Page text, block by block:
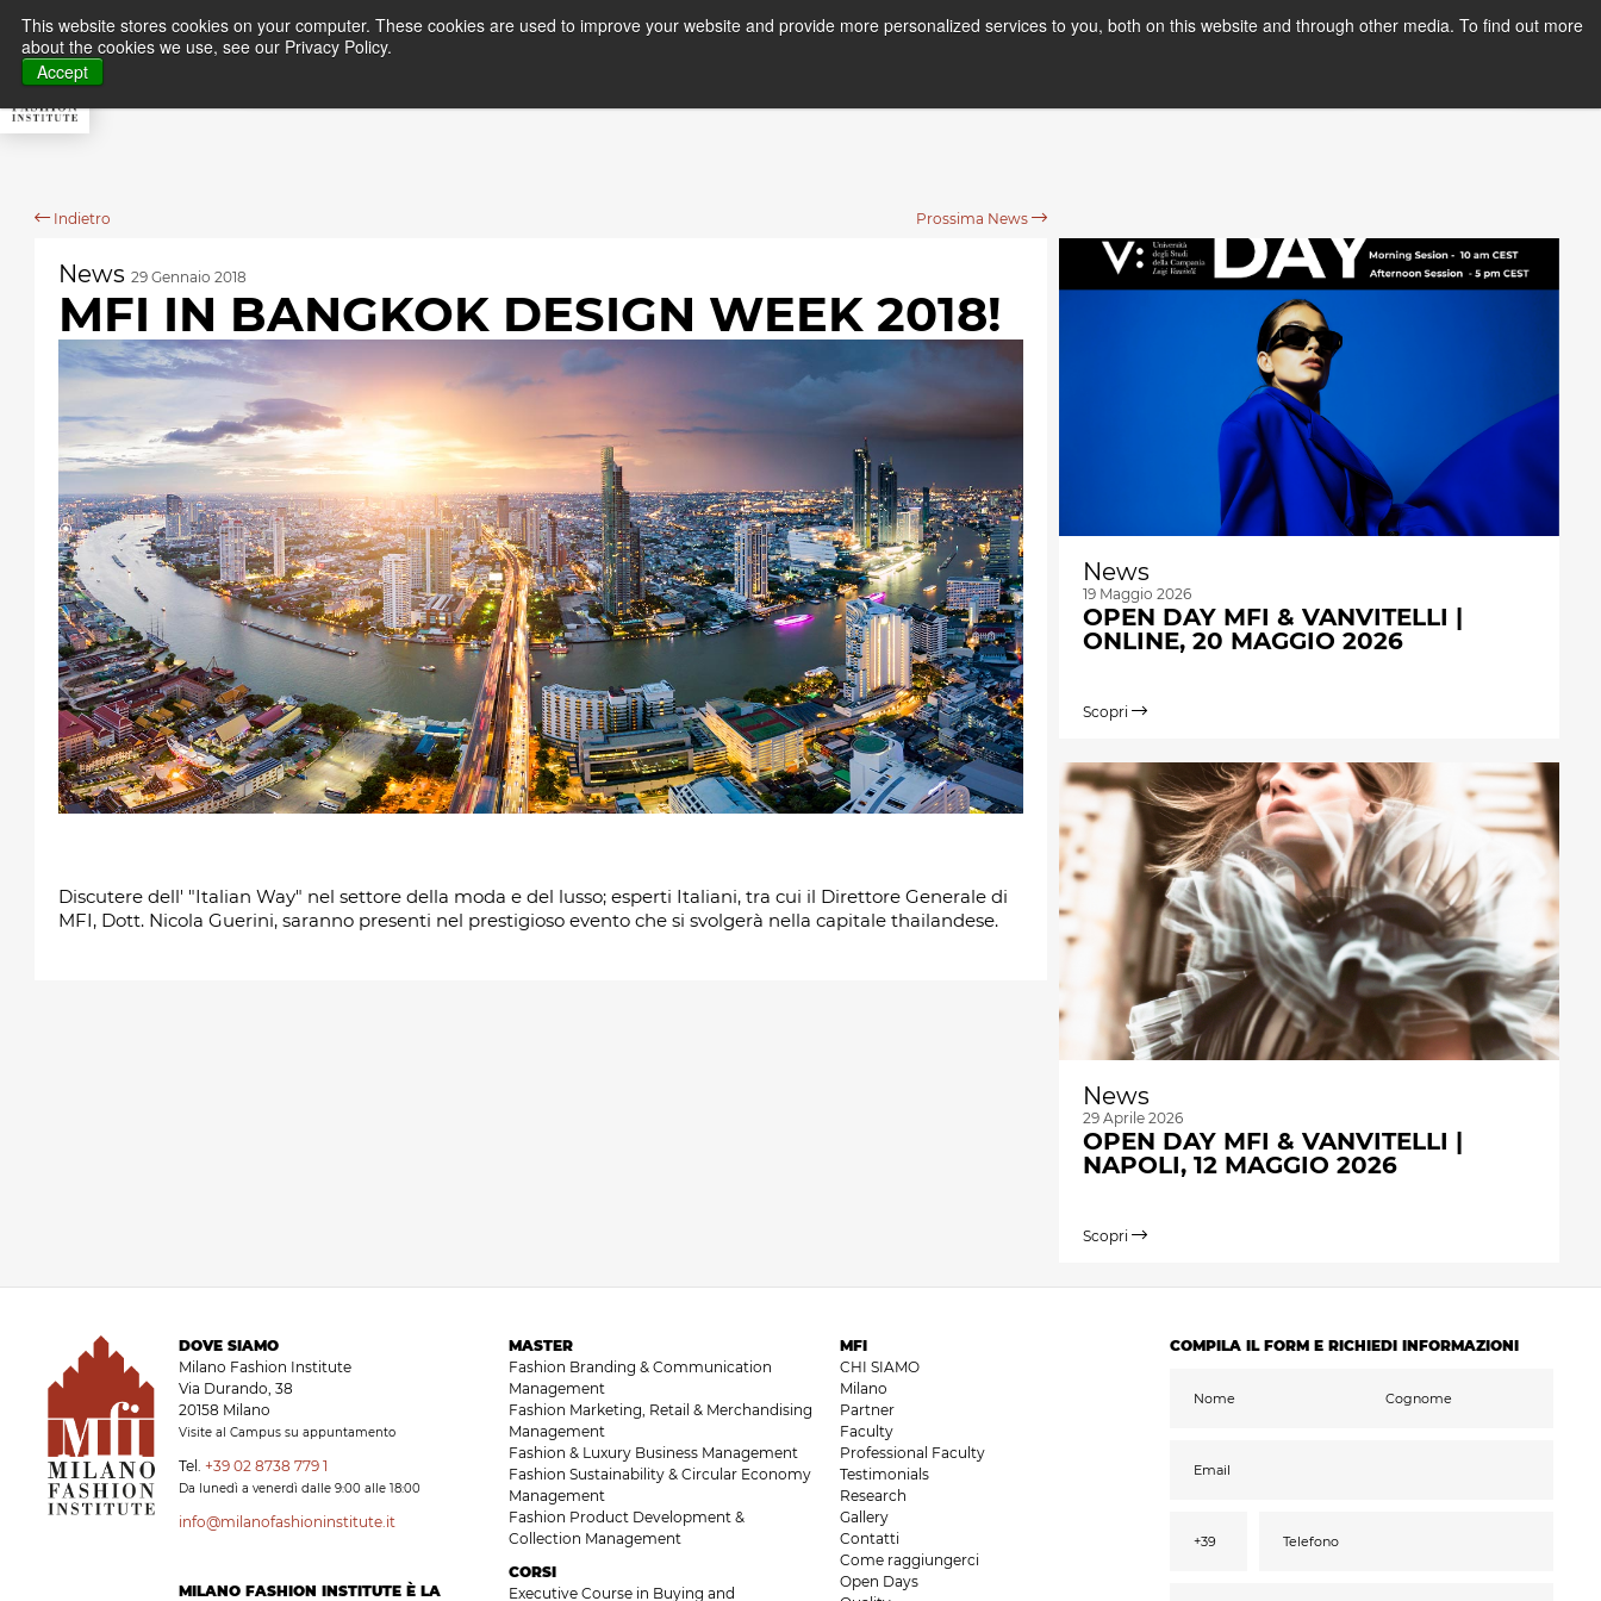
This website stores cookies on your computer. These cookies are used to improve your website and provide more personalized services to you, both on this website and through other media. To find out more
about the cookies we use, see our Privacy Policy.
Accept
About MFI
Indietro Prossima News
News 29 Gennaio 2018
MFI IN BANGKOK DESIGN WEEK 2018!
Discutere dell' "Italian Way" nel settore della moda e del lusso; esperti Italiani, tra cui il Direttore Generale di
MFI, Dott. Nicola Guerini, saranno presenti nel prestigioso evento che si svolgerà nella capitale thailandese.
News
19 Maggio 2026
OPEN DAY MFI & VANVITELLI |
ONLINE, 20 MAGGIO 2026
Scopri
News
29 Aprile 2026
OPEN DAY MFI & VANVITELLI |
NAPOLI, 12 MAGGIO 2026
Scopri
DOVE SIAMO
Milano Fashion Institute
Via Durando, 38
20158 Milano
Visite al Campus su appuntamento
Tel. +39 02 8738 779 1
Da lunedì a venerdì dalle 9:00 alle 18:00
info@milanofashioninstitute.it
MILANO FASHION INSTITUTE È LA
MASTER
Fashion Branding & Communication
Management
Fashion Marketing, Retail & Merchandising
Management
Fashion & Luxury Business Management
Fashion Sustainability & Circular Economy
Management
Fashion Product Development &
Collection Management
CORSI
Executive Course in Buying and
MFI
CHI SIAMO
Milano
Partner
Faculty
Professional Faculty
Testimonials
Research
Gallery
Contatti
Come raggiungerci
Open Days
COMPILA IL FORM E RICHIEDI INFORMAZIONI